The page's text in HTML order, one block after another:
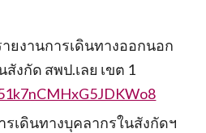
ยงานการเดินทางออกนอก